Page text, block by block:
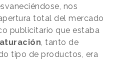
nos
total del mercado
publicitario que estaba
, tanto de
tipo de productos, era